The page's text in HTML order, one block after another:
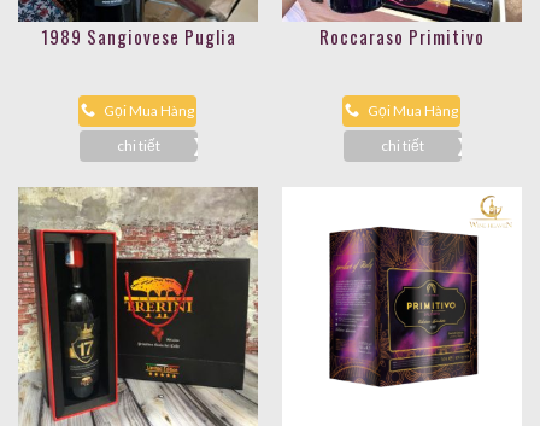
1989 Sangiovese Puglia
Gọi Mua Hàng
chi tiết
Roccaraso Primitivo
Gọi Mua Hàng
chi tiết